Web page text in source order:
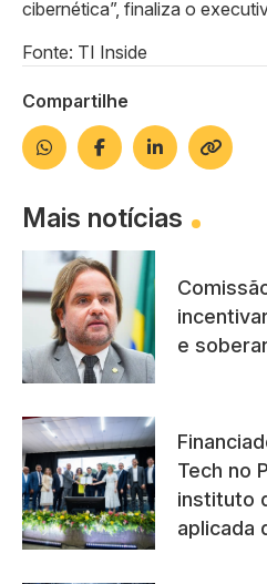
cibernética”, finaliza o
Fonte: TI Inside
Compartilhe
Mais notícias
e
Tech no
instituto
aplicada